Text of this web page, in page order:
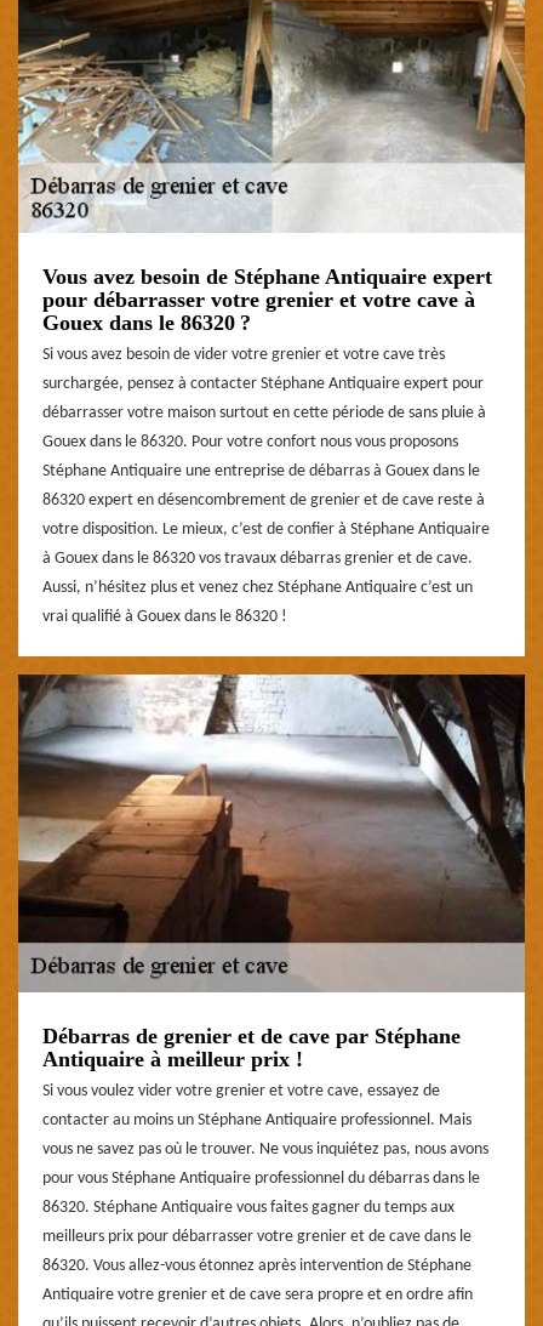
Vous avez besoin de Stéphane Antiquaire expert
pour débarrasser votre grenier et votre cave à
Gouex dans le 86320 ?
Si vous avez besoin de vider votre grenier et votre cave très
surchargée, pensez à contacter Stéphane Antiquaire expert pour
débarrasser votre maison surtout en cette période de sans pluie à
Gouex dans le 86320. Pour votre confort nous vous proposons
Stéphane Antiquaire une entreprise de débarras à Gouex dans le
86320 expert en désencombrement de grenier et de cave reste à
votre disposition. Le mieux, c’est de confier à Stéphane Antiquaire
à Gouex dans le 86320 vos travaux débarras grenier et de cave.
Aussi, n’hésitez plus et venez chez Stéphane Antiquaire c’est un
vrai qualifié à Gouex dans le 86320 !
Débarras de grenier et de cave par Stéphane
Antiquaire à meilleur prix !
Si vous voulez vider votre grenier et votre cave, essayez de
contacter au moins un Stéphane Antiquaire professionnel. Mais
vous ne savez pas où le trouver. Ne vous inquiétez pas, nous avons
pour vous Stéphane Antiquaire professionnel du débarras dans le
86320. Stéphane Antiquaire vous faites gagner du temps aux
meilleurs prix pour débarrasser votre grenier et de cave dans le
86320. Vous allez-vous étonnez après intervention de Stéphane
Antiquaire votre grenier et de cave sera propre et en ordre afin